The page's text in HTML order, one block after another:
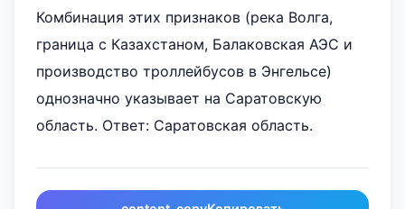
Комбинация этих признаков (река Волга,
граница с Казахстаном, Балаковская АЭС и
производство троллейбусов в Энгельсе)
однозначно указывает на Саратовскую
область. Ответ: Саратовская область.